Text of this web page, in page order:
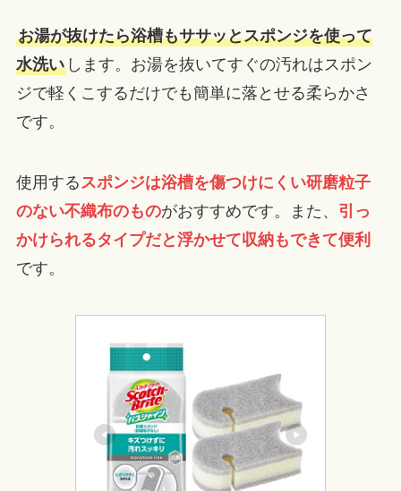
お湯が抜けたら浴槽もササッとスポンジを使って
水洗いします。お湯を抜いてすぐの汚れはスポン
ジで軽くこするだけでも簡単に落とせる柔らかさ
です。
使用するスポンジは浴槽を傷つけにくい研磨粒子
のない不織布のものがおすすめです。また、 引っ
かけられるタイプだと浮かせて収納もできて便利
です。